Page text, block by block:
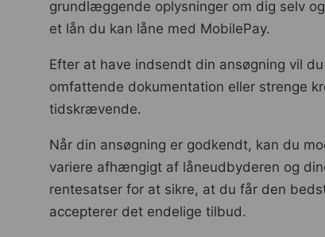
grundlæggende oplysninger om dig selv
et lån du kan låne med MobilePay.
Efter at have indsendt din ansøgning vil
omfattende dokumentation eller strenge
tidskrævende.
Når din ansøgning er godkendt, kan du
variere afhængigt af låneudbyderen og
rentesatser for at sikre, at du får den
accepterer det endelige tilbud.